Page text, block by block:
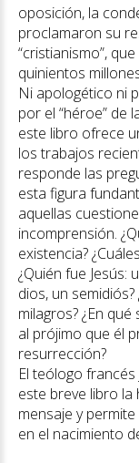
oposición, la
proclamaron su
“cristianismo”,
quinientos
Ni apologético ni
por el “héroe” de
este libro ofrece
los trabajos
responde las
esta figura
aquellas
incomprensión.
existencia?
¿Quién fue Jesús:
dios, un
milagros? ¿En
al prójimo que él
resurrección?
El teólogo
este breve libro la
mensaje y
en el nacimiento